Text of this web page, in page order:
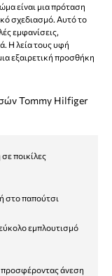
είναι μια πρόταση
σχεδιασμό. Αυτό το
εμφανίσεις,
Η λεία τους υφή
εξαιρετική προσθήκη
Tommy Hilfiger
ποικίλες
στο παπούτσι
εμπλουτισμό
, προσφέροντας άνεση